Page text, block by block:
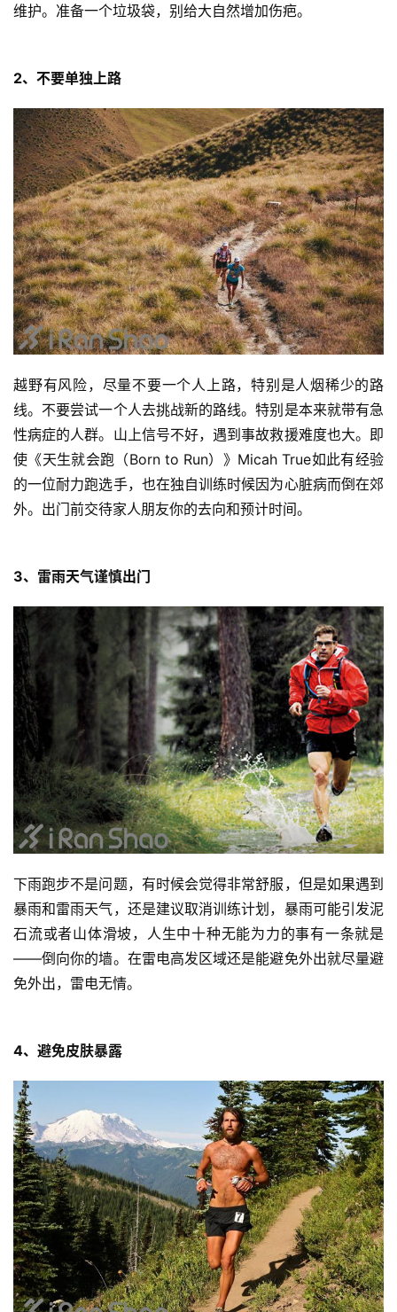
比
赛
观
察
装
备
维护。准备一个垃圾袋，别给大自然增加伤疤。
2、不要单独上路
越野有风险，尽量不要一个人上路，特别是人烟稀少的路
线。不要尝试一个人去挑战新的路线。特别是本来就带有急
性病症的人群。山上信号不好，遇到事故救援难度也大。即
使《天生就会跑（Born to Run）》Micah True如此有经验
的一位耐力跑选手，也在独自训练时候因为心脏病而倒在郊
外。出门前交待家人朋友你的去向和预计时间。
3、雷雨天气谨慎出门
下雨跑步不是问题，有时候会觉得非常舒服，但是如果遇到
暴雨和雷雨天气，还是建议取消训练计划，暴雨可能引发泥
石流或者山体滑坡，人生中十种无能为力的事有一条就是
——倒向你的墙。在雷电高发区域还是能避免外出就尽量避
免外出，雷电无情。
4、避免皮肤暴露